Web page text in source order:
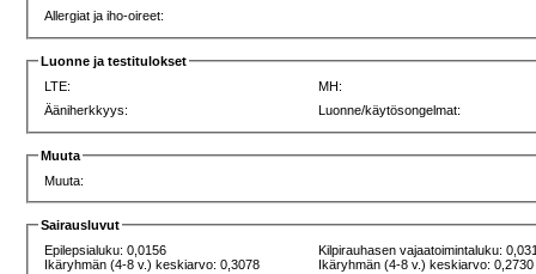
Allergiat ja iho-oireet:
Luonne ja testitulokset
LTE:
MH:
Ääniherkkyys:
Luonne/käytösongelmat:
Muuta
Muuta:
Sairausluvut
Epilepsialuku: 0,0156
Ikäryhmän (4-8 v.) keskiarvo: 0,3078
Kilpirauhasen vajaatoimintaluku:
Ikäryhmän (4-8 v.) keskiarvo: 0,2730